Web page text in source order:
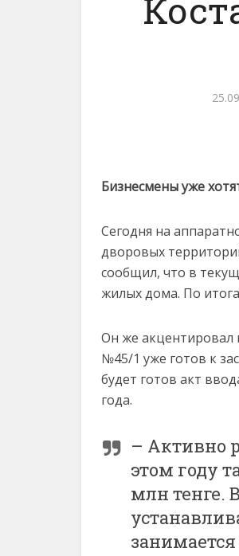
Бизнесмены уже
Сегодня на
дворовых
сообщил, что в
жилых дома. По
Он же акцентировал
№45/1 уже готов к
будет готов акт
года.
– Активно
этом году
млн тенге.